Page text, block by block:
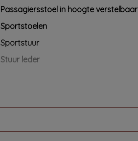
Passagiersstoel in hoogte verstelbaar
Sportstoelen
Sportstuur
Stuur leder